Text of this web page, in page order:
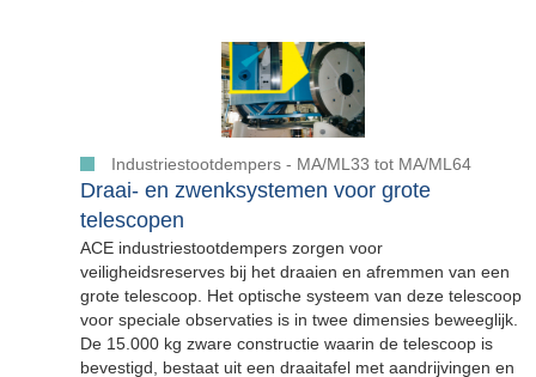
Industriestootdempers - MA/ML33 tot MA/ML64
Draai- en zwenksystemen voor grote
telescopen
ACE industriestootdempers zorgen voor
veiligheidsreserves bij het draaien en afremmen van een
grote telescoop. Het optische systeem van deze telescoop
voor speciale observaties is in twee dimensies beweeglijk.
De 15.000 kg zware constructie waarin de telescoop is
bevestigd, bestaat uit een draaitafel met aandrijvingen en